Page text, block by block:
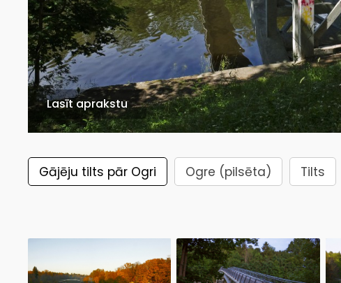
Lasīt aprakstu
Gājēju tilts pār Ogri Ogre (pilsēta) Tilts